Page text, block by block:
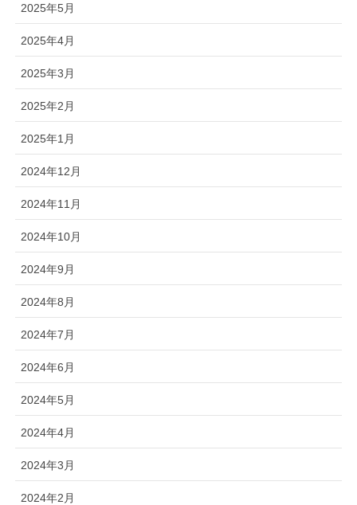
2025年5月
2025年4月
2025年3月
2025年2月
2025年1月
2024年12月
2024年11月
2024年10月
2024年9月
2024年8月
2024年7月
2024年6月
2024年5月
2024年4月
2024年3月
2024年2月